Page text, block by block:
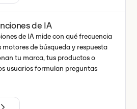
de IA
de IA mide con qué frecuencia
motores de búsqueda y respuesta
tu marca, tus productos o
usuarios formulan preguntas